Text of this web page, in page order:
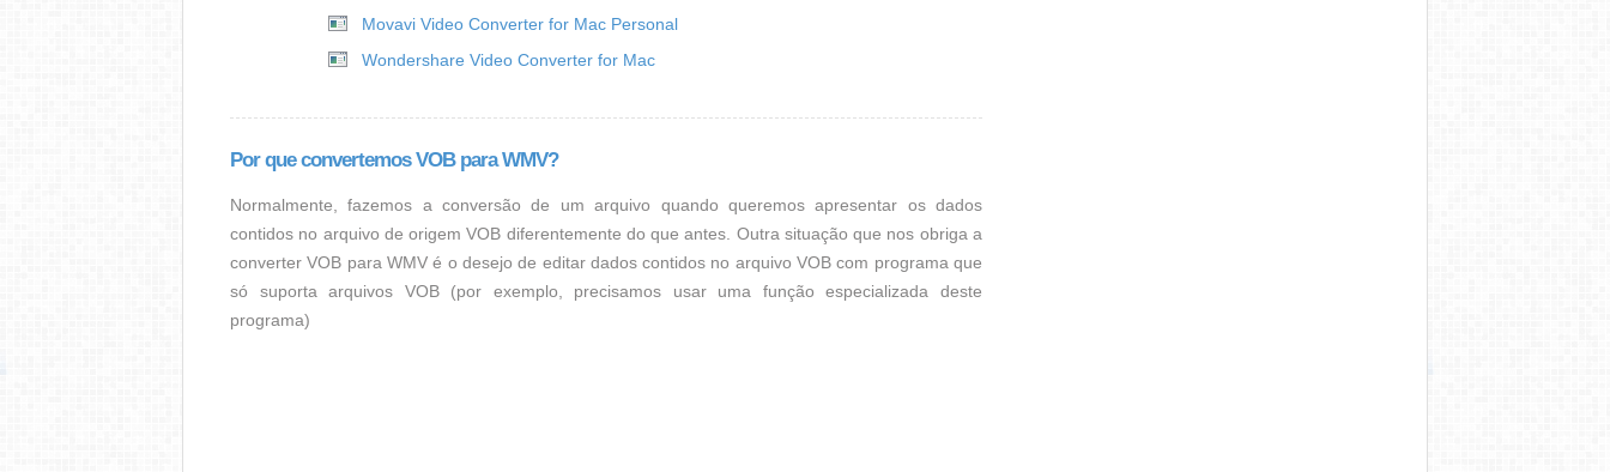
Movavi Video Converter for Mac Personal
Wondershare Video Converter for Mac
Por que convertemos VOB para WMV?
Normalmente, fazemos a conversão de um arquivo quando queremos apresentar os dados
contidos no arquivo de origem VOB diferentemente do que antes. Outra situação que nos obriga a
converter VOB para WMV é o desejo de editar dados contidos no arquivo VOB com programa que
só suporta arquivos VOB (por exemplo, precisamos usar uma função especializada deste
programa)